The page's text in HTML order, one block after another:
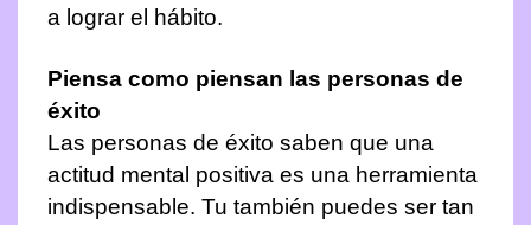
a lograr el hábito.
Piensa como piensan las personas de
éxito
Las personas de éxito saben que una
actitud mental positiva es una herramienta
indispensable. Tu también puedes ser tan